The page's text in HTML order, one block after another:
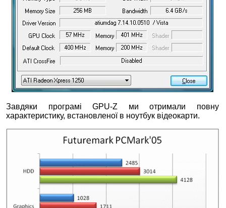
Завдяки програмі GPU-Z ми отримали повну
характеристику, встановленої в ноутбук відеокарти.